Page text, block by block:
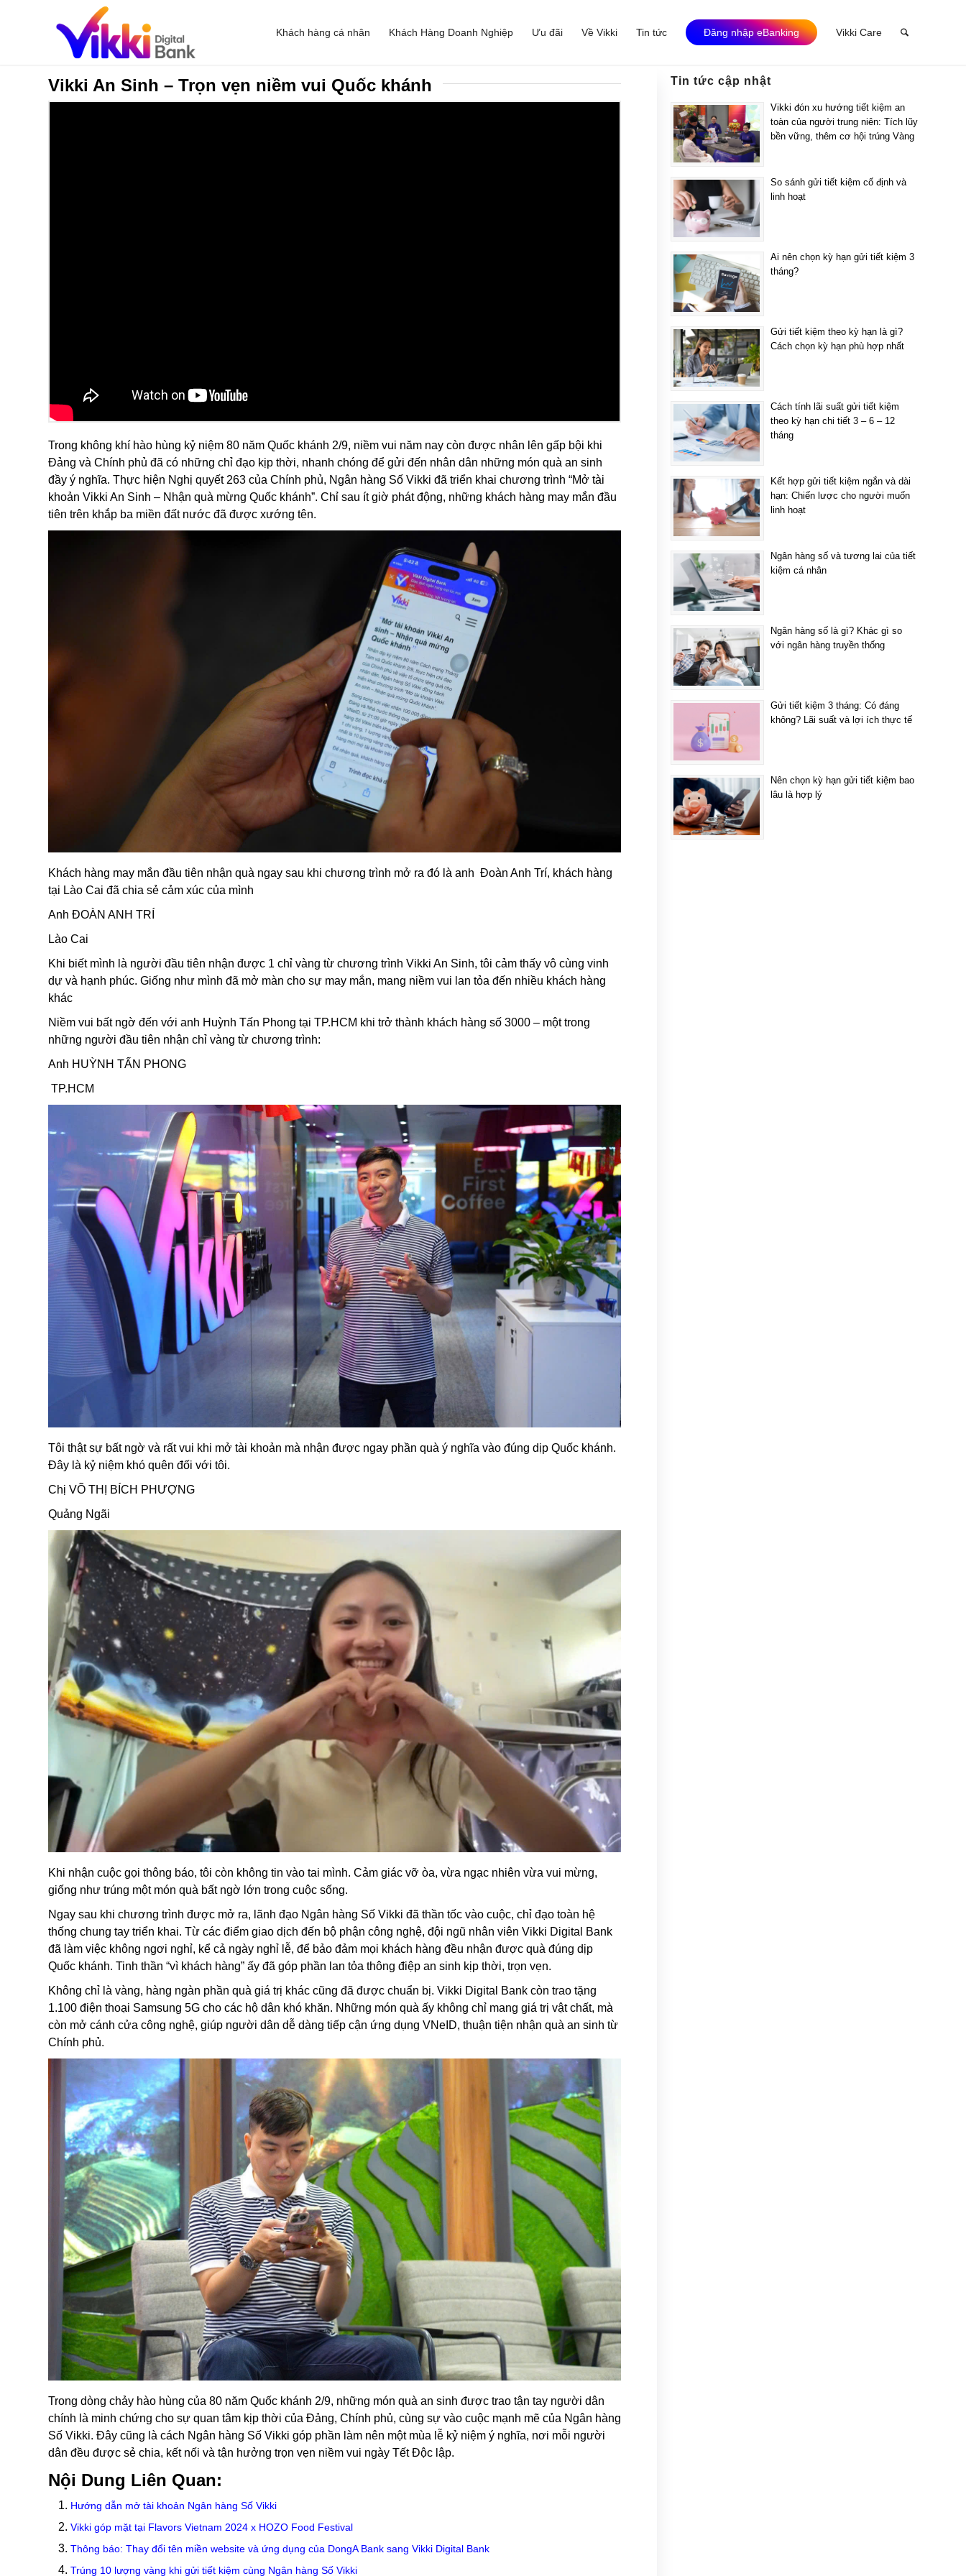
Khách hàng cá nhân Khách Hàng Doanh Nghiệp Ưu đãi Về Vikki Tin tức Đăng nhập eBanking Vikki Care
Vikki An Sinh – Trọn vẹn niềm vui Quốc khánh
Trong không khí hào hùng kỷ niệm 80 năm Quốc khánh 2/9, niềm vui năm nay còn được nhân lên gấp bội khi
Đảng và Chính phủ đã có những chỉ đạo kịp thời, nhanh chóng để gửi đến nhân dân những món quà an sinh
đầy ý nghĩa. Thực hiện Nghị quyết 263 của Chính phủ, Ngân hàng Số Vikki đã triển khai chương trình “Mở tài
khoản Vikki An Sinh – Nhận quà mừng Quốc khánh”. Chỉ sau ít giờ phát động, những khách hàng may mắn đầu
tiên trên khắp ba miền đất nước đã được xướng tên.
Khách hàng may mắn đầu tiên nhận quà ngay sau khi chương trình mở ra đó là anh Đoàn Anh Trí, khách hàng
tại Lào Cai đã chia sẻ cảm xúc của mình
Anh ĐOÀN ANH TRÍ
Lào Cai
Khi biết mình là người đầu tiên nhận được 1 chỉ vàng từ chương trình Vikki An Sinh, tôi cảm thấy vô cùng vinh
dự và hạnh phúc. Giống như mình đã mở màn cho sự may mắn, mang niềm vui lan tỏa đến nhiều khách hàng
khác
Niềm vui bất ngờ đến với anh Huỳnh Tấn Phong tại TP.HCM khi trở thành khách hàng số 3000 – một trong
những người đầu tiên nhận chỉ vàng từ chương trình:
Anh HUỲNH TẤN PHONG
TP.HCM
Tôi thật sự bất ngờ và rất vui khi mở tài khoản mà nhận được ngay phần quà ý nghĩa vào đúng dịp Quốc khánh.
Đây là kỷ niệm khó quên đối với tôi.
Chị VÕ THỊ BÍCH PHƯỢNG
Quảng Ngãi
Khi nhận cuộc gọi thông báo, tôi còn không tin vào tai mình. Cảm giác vỡ òa, vừa ngạc nhiên vừa vui mừng,
giống như trúng một món quà bất ngờ lớn trong cuộc sống.
Ngay sau khi chương trình được mở ra, lãnh đạo Ngân hàng Số Vikki đã thần tốc vào cuộc, chỉ đạo toàn hệ
thống chung tay triển khai. Từ các điểm giao dịch đến bộ phận công nghệ, đội ngũ nhân viên Vikki Digital Bank
đã làm việc không ngơi nghỉ, kể cả ngày nghỉ lễ, để bảo đảm mọi khách hàng đều nhận được quà đúng dịp
Quốc khánh. Tinh thần “vì khách hàng” ấy đã góp phần lan tỏa thông điệp an sinh kịp thời, trọn vẹn.
Không chỉ là vàng, hàng ngàn phần quà giá trị khác cũng đã được chuẩn bị. Vikki Digital Bank còn trao tặng
1.100 điện thoại Samsung 5G cho các hộ dân khó khăn. Những món quà ấy không chỉ mang giá trị vật chất, mà
còn mở cánh cửa công nghệ, giúp người dân dễ dàng tiếp cận ứng dụng VNeID, thuận tiện nhận quà an sinh từ
Chính phủ.
Trong dòng chảy hào hùng của 80 năm Quốc khánh 2/9, những món quà an sinh được trao tận tay người dân
chính là minh chứng cho sự quan tâm kịp thời của Đảng, Chính phủ, cùng sự vào cuộc mạnh mẽ của Ngân hàng
Số Vikki. Đây cũng là cách Ngân hàng Số Vikki góp phần làm nên một mùa lễ kỷ niệm ý nghĩa, nơi mỗi người
dân đều được sẻ chia, kết nối và tận hưởng trọn vẹn niềm vui ngày Tết Độc lập.
Nội Dung Liên Quan:
Hướng dẫn mở tài khoản Ngân hàng Số Vikki
Vikki góp mặt tại Flavors Vietnam 2024 x HOZO Food Festival
Thông báo: Thay đổi tên miền website và ứng dụng của DongA Bank sang Vikki Digital Bank
Trúng 10 lượng vàng khi gửi tiết kiệm cùng Ngân hàng Số Vikki
Tin tức cập nhật
Vikki đón xu hướng tiết kiệm an
toàn của người trung niên: Tích lũy
bền vững, thêm cơ hội trúng Vàng
So sánh gửi tiết kiệm cố định và
linh hoạt
Ai nên chọn kỳ hạn gửi tiết kiệm 3
tháng?
Gửi tiết kiệm theo kỳ hạn là gì?
Cách chọn kỳ hạn phù hợp nhất
Cách tính lãi suất gửi tiết kiệm
theo kỳ hạn chi tiết 3 – 6 – 12
tháng
Kết hợp gửi tiết kiệm ngắn và dài
hạn: Chiến lược cho người muốn
linh hoạt
Ngân hàng số và tương lai của tiết
kiệm cá nhân
Ngân hàng số là gì? Khác gì so
với ngân hàng truyền thống
Gửi tiết kiệm 3 tháng: Có đáng
không? Lãi suất và lợi ích thực tế
Nên chọn kỳ hạn gửi tiết kiệm bao
lâu là hợp lý